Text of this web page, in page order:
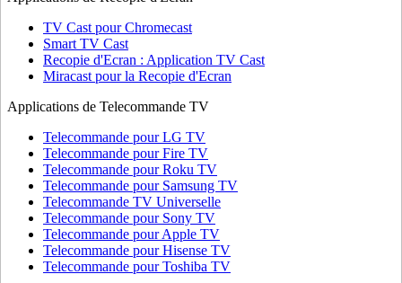
TV Cast pour Chromecast
Smart TV Cast
Recopie d'Ecran : Application TV Cast
Miracast pour la Recopie d'Ecran
Applications de Telecommande TV
Telecommande pour LG TV
Telecommande pour Fire TV
Telecommande pour Roku TV
Telecommande pour Samsung TV
Telecommande TV Universelle
Telecommande pour Sony TV
Telecommande pour Apple TV
Telecommande pour Hisense TV
Telecommande pour Toshiba TV